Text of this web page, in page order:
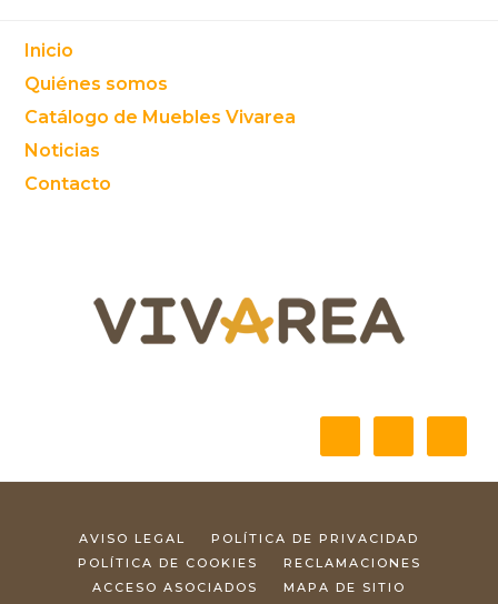
Footer
Inicio
Quiénes somos
Catálogo de Muebles Vivarea
Noticias
Contacto
AVISO LEGAL
POLÍTICA DE PRIVACIDAD
POLÍTICA DE COOKIES
RECLAMACIONES
ACCESO ASOCIADOS
MAPA DE SITIO